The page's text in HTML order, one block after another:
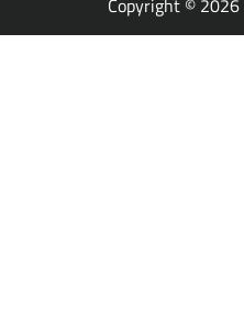
Copyright © 2026